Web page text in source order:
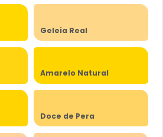
Geleia Real
Amarelo Natural
Doce de Pera